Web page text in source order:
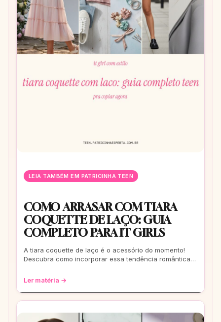
LEIA TAMBÉM EM PATRICINHA TEEN
COMO ARRASAR COM TIARA
COQUETTE DE LAÇO: GUIA
COMPLETO PARA IT GIRLS
A tiara coquette de laço é o acessório do momento!
Descubra como incorporar essa tendência romântica e
Ler matéria →